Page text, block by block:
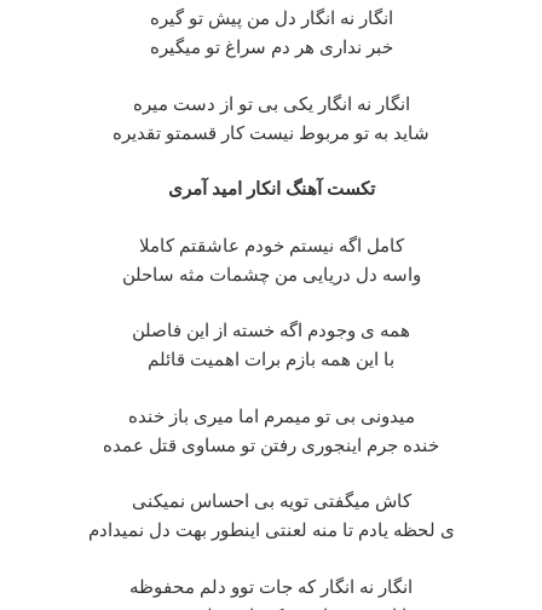
انگار نه انگار دل من پیش تو گیره
خبر نداری هر دم سراغ تو میگیره
انگار نه انگار یکی بی تو از دست میره
شاید به تو مربوط نیست کار قسمتو تقدیره
تکست آهنگ انکار امید آمری
کامل اگه نیستم خودم عاشقتم کاملا
واسه دل دریایی من چشمات مثه ساحلن
همه ی وجودم اگه خسته از این فاصلن
با این همه بازم برات اهمیت قائلم
میدونی بی تو میمرم اما میری باز خنده
خنده جرم اینجوری رفتن تو مساوی قتل عمده
کاش میگفتی تویه بی احساس نمیکنی
ی لحظه یادم تا منه لعنتی اینطور بهت دل نمیدادم
انگار نه انگار که جات توو دلم محفوظه